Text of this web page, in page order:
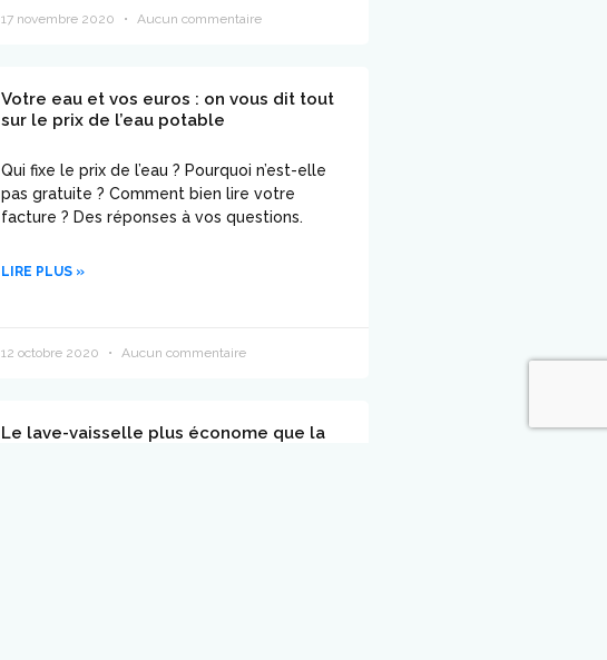
17 novembre 2020 Aucun commentaire
Votre eau et vos euros : on vous dit tout
sur le prix de l’eau potable
Qui fixe le prix de l’eau ? Pourquoi n’est-elle
pas gratuite ? Comment bien lire votre
facture ? Des réponses à vos questions.
LIRE PLUS »
12 octobre 2020 Aucun commentaire
Le lave-vaisselle plus économe que la